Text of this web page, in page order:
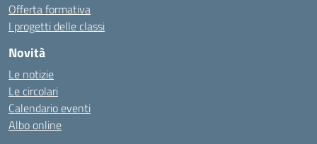
Offerta formativa
I progetti delle classi
Novità
Le notizie
Le circolari
Calendario eventi
Albo online